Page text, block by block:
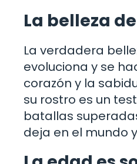
La belleza
La verdadera
evoluciona y se
corazón y la
su rostro es un
batallas
deja en el mundo